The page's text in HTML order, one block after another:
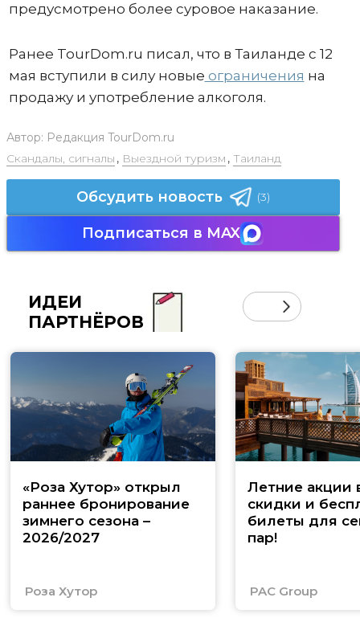
предусмотрено более суровое наказание.
Ранее TourDom.ru писал, что в Таиланде с 12
мая вступили в силу новые ограничения на
продажу и употребление алкоголя.
Автор: Редакция TourDom.ru
Скандалы, сигналы , Выездной туризм , Таиланд
Обсудить новость (3)
Подписаться в MAX
ИДЕИ
ПАРТНЁРОВ
«Роза Хутор» открыл
раннее бронирование
зимнего сезона –
2026/2027
Роза Хутор
Летние акции
скидки и
билеты для
пар!
PAC Group